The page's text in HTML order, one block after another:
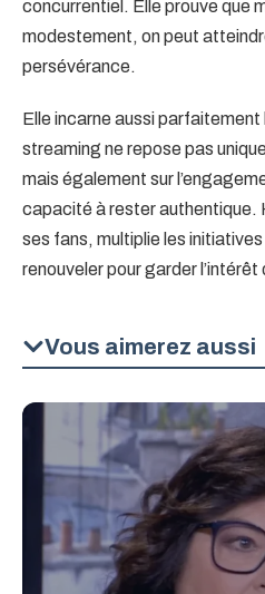
concurrentiel. Elle prouve que
modestement, on peut
persévérance.
Elle incarne aussi parfaitement
streaming ne repose pas
mais également sur
capacité à rester authentique.
ses fans, multiplie les
renouveler pour garder
Vous aimerez aussi